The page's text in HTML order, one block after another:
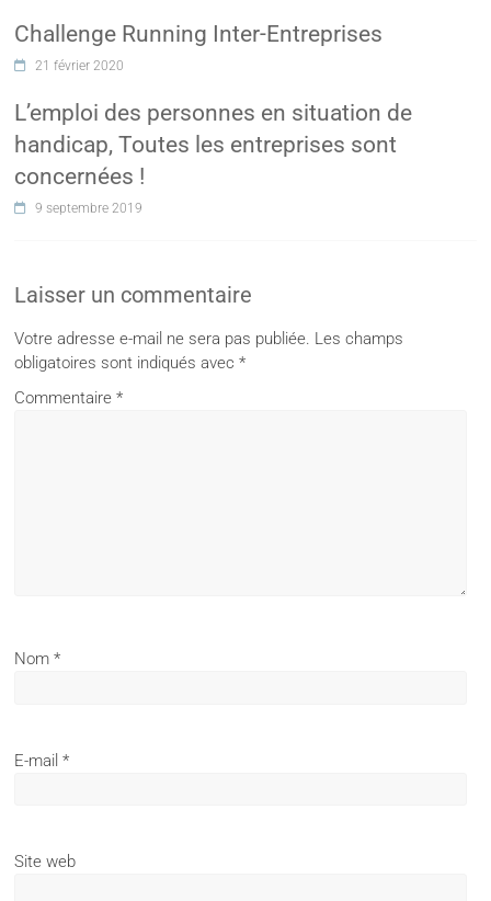
Challenge Running Inter-Entreprises
21 février 2020
L’emploi des personnes en situation de
handicap, Toutes les entreprises sont
concernées !
9 septembre 2019
Laisser un commentaire
Votre adresse e-mail ne sera pas publiée. Les champs
obligatoires sont indiqués avec*
Commentaire*
Nom*
E-mail*
Site web